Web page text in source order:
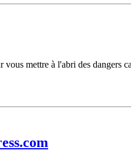
mettre à l'abri des dangers